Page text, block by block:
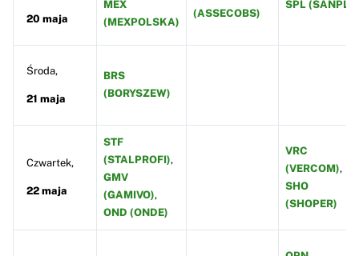
20 maja
MEX
(MEXPOLSKA)
(ASSECOBS)
SPL (SANPL)
Środa,
21 maja
BRS
(BORYSZEW)
Czwartek,
22 maja
STF
(STALPROFI),
GMV
(GAMIVO),
OND (ONDE)
VRC
(VERCOM),
SHO
(SHOPER)